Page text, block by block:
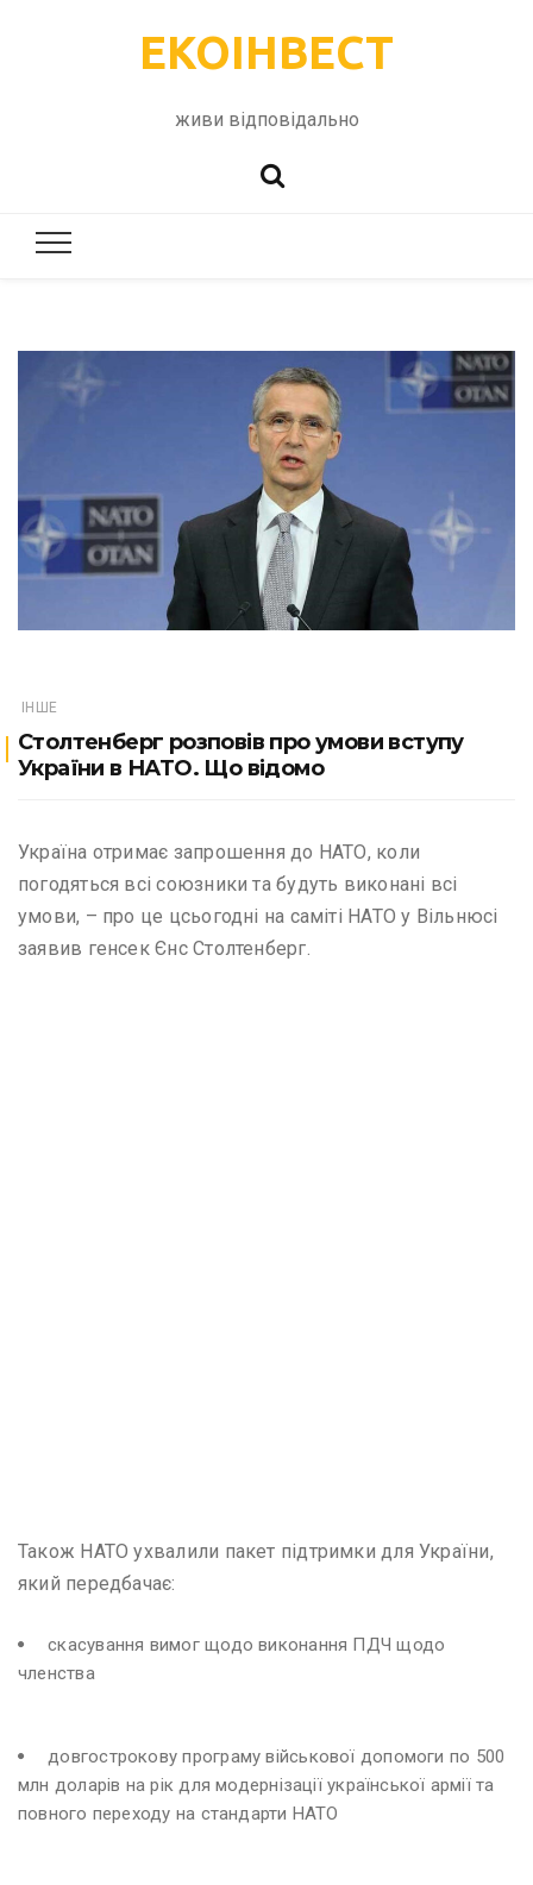
ЕКОІНВЕСТ
живи відповідально
ІНШЕ
Столтенберг розповів про умови вступу
України в НАТО. Що відомо
Україна отримає запрошення до НАТО, коли
погодяться всі союзники та будуть виконані всі
умови, – про це цсьогодні на саміті НАТО у Вільнюсі
заявив генсек Єнс Столтенберг.
Також НАТО ухвалили пакет підтримки для України,
який передбачає:
скасування вимог щодо виконання ПДЧ щодо
членства
довгострокову програму військової допомоги по 500
млн доларів на рік для модернізації української армії та
повного переходу на стандарти НАТО